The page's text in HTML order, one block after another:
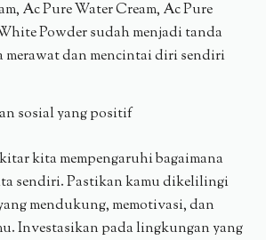
Ac Pure Water Cream, Ac Pure
Powder sudah menjadi tanda
merawat dan mencintai diri sendiri
sosial yang positif
kita mempengaruhi bagaimana
sendiri. Pastikan kamu dikelilingi
mendukung, memotivasi, dan
Investasikan pada lingkungan yang